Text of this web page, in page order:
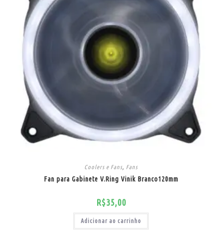
Coolers e Fans, Fans
Fan para Gabinete V.Ring Vinik Branco120mm
R$35,00
Adicionar ao carrinho